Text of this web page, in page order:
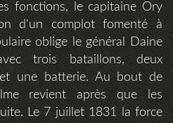
fonctions, le capitaine Ory
d'un complot fomenté à
oblige le général Daine
trois bataillons, deux
une batterie. Au bout de
revient après que les
Le 7 juillet 1831 la force